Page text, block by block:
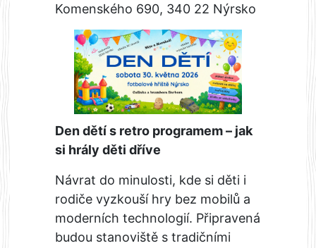
Komenského 690, 340 22 Nýrsko
Den dětí s retro programem – jak
si hrály děti dříve
Návrat do minulosti, kde si děti i
rodiče vyzkouší hry bez mobilů a
moderních technologií. Připravená
budou stanoviště s tradičními